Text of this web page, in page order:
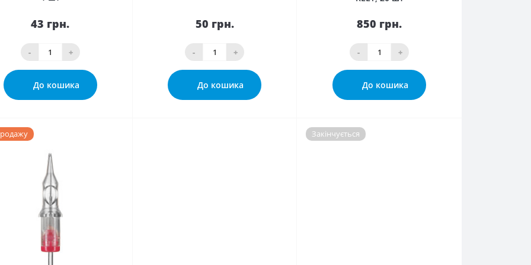
43 грн.
- +
До кошика
50 грн.
- +
До кошика
850 грн.
- +
До кошика
Закінчується